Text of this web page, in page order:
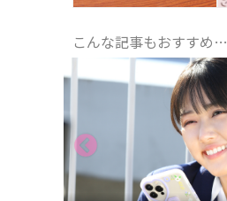
こんな記事もおすすめ…